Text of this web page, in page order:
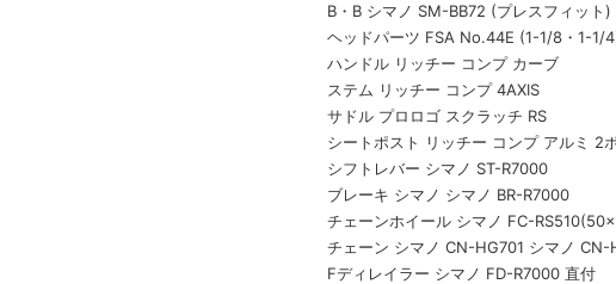
B・B シマノ SM-BB72 (プレスフィット)
ヘッドパーツ FSA No.44E (1-1/8・1-1/
ハンドル リッチー コンプ カーブ
ステム リッチー コンプ 4AXIS
サドル プロロゴ スクラッチ RS
シートポスト リッチー コンプ アルミ 2
シフトレバー シマノ ST-R7000
ブレーキ シマノ シマノ BR-R7000
チェーンホイール シマノ FC-
チェーン シマノ CN-HG701 シマノ CN-
Fディレイラー シマノ FD-R7000 直付